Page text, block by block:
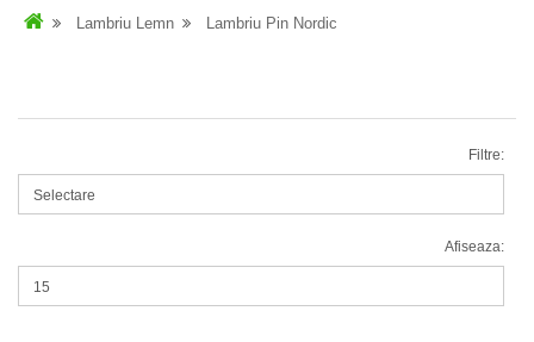
Lambriu Lemn Lambriu Pin Nordic
Filtre:
Afiseaza: